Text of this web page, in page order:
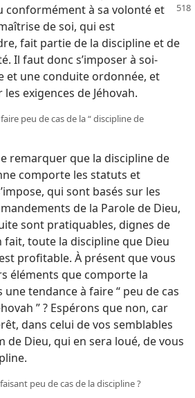
conformément à sa volonté et
de soi, qui est
fait partie de la discipline et de
Il faut donc s’imposer à soi-​
et une conduite ordonnée, et
exigences de Jéhovah.
peu de cas de la “ discipline de
remarquer que la discipline de
comporte les statuts et
qui sont basés sur les
de la Parole de Dieu,
sont pratiquables, dignes de
toute la discipline que Dieu
profitable. À présent que vous
éléments que comporte la
une tendance à faire “ peu de cas
” ? Espérons que non, car
dans celui de vos semblables
de Dieu, qui en sera loué, de vous
peu de cas de la discipline ?